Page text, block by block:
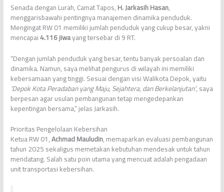
Senada dengan Lurah, Camat Tapos,H. Jarkasih Hasan,
menggarisbawahi pentingnya manajemen dinamika penduduk.
Mengingat RW 01 memiliki jumlah penduduk yang cukup besar, yakni
mencapai4.116 jiwayang tersebar di 9 RT.
“Dengan jumlah penduduk yang besar, tentu banyak persoalan dan
dinamika. Namun, saya melihat pengurus di wilayah ini memiliki
kebersamaan yang tinggi. Sesuai dengan visi Walikota Depok, yaitu
‘Depok Kota Peradaban yang Maju, Sejahtera, dan Berkelanjutan’, saya
berpesan agar usulan pembangunan tetap mengedepankan
kepentingan bersama,” jelas Jarkasih.
Prioritas Pengelolaan Kebersihan
Ketua RW 01,Achmad Mauludin, memaparkan evaluasi pembangunan
tahun 2025 sekaligus memetakan kebutuhan mendesak untuk tahun
mendatang. Salah satu poin utama yang mencuat adalah pengadaan
unit transportasi kebersihan.